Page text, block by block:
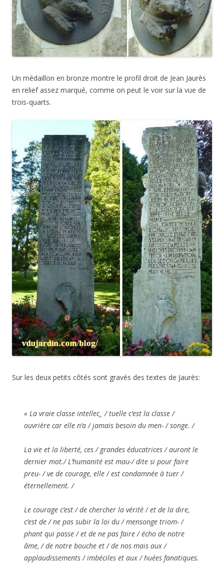
Un médaillon en bronze montre le profil droit de Jean Jaurès
en relief assez marqué, comme on peut le voir sur la vue de
trois-quarts.
Sur les deux petits côtés sont gravés des textes de Jaurès:
« La vraie classe intellec_ / tuelle c’est la classe /
ouvrière car elle n’a / jamais besoin du men- / songe. /
La vie et la liberté, ces / grandes éducatrices / auront le
dernier mot./ L’humanité est mau-/ dite si pour faire
preu- / ve de courage, elle / est condamnée à tuer /
éternellement. /
Le courage c’est / de chercher la vérité / et de la dire,
c’est de / ne pas subir la loi du / mensonge triom- /
phant qui passe / et de ne pas faire / écho de notre
âme, / de notre bouche et / de nos mais aux /
applaudissements / imbéciles et aux / huées fanatiques.